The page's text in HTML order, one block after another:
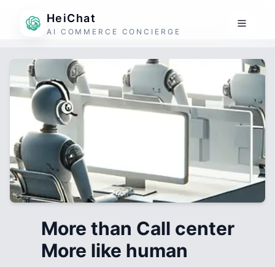
HeiChat
AI COMMERCE CONCIERGE
More than Call center
More like human